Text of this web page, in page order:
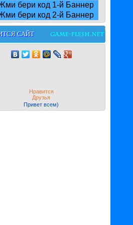
бери код 1-й Баннер
бери код 2-й Баннер
САЙТ
Нравится
Друзья
Привет всем)